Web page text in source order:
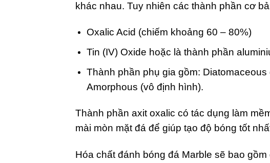
khác nhau. Tuy nhiên các thành phần cơ
Oxalic Acid (chiếm khoảng 60 – 80%)
Tin (IV) Oxide hoặc là thành phần
Thành phần phụ gia gồm:
Amorphous (vô định hình).
Thành phần axit oxalic có tác dụng làm
mài mòn mặt đá để giúp tạo độ bóng tốt
Hóa chất đánh bóng đá Marble sẽ bao